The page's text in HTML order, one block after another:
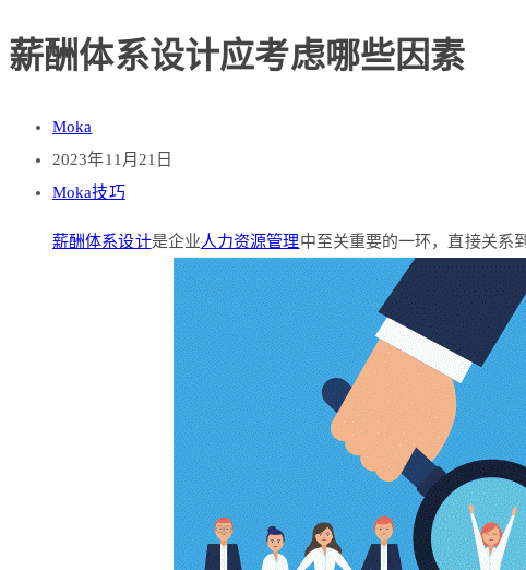
薪酬体系设计应考虑哪些因素
Moka
2023年11月21日
Moka技巧
薪酬体系设计是企业人力资源管理中至关重要的一环，直接关系